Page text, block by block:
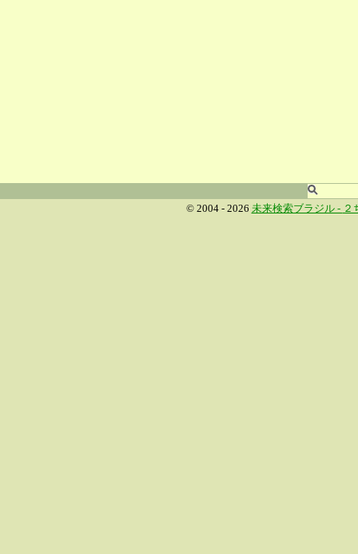
© 2004 - 2026 未来検索ブラジル - ２